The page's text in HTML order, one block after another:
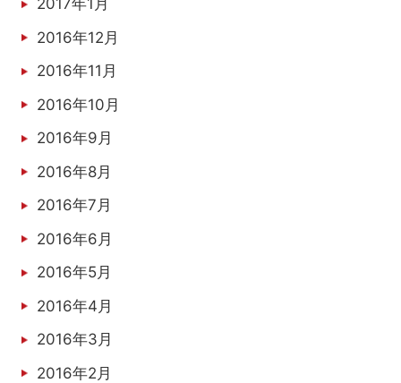
2017年1月
2016年12月
2016年11月
2016年10月
2016年9月
2016年8月
2016年7月
2016年6月
2016年5月
2016年4月
2016年3月
2016年2月